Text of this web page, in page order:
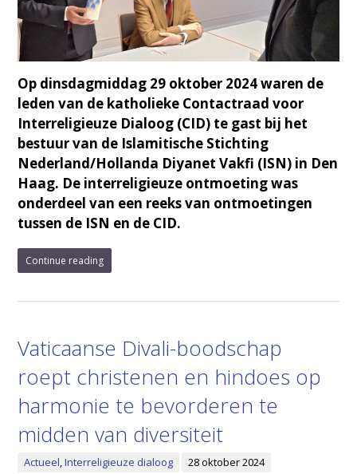
Op dinsdagmiddag 29 oktober 2024 waren de
leden van de katholieke Contactraad voor
Interreligieuze Dialoog (CID) te gast bij het
bestuur van de Islamitische Stichting
Nederland/Hollanda Diyanet Vakfi (ISN) in Den
Haag. De interreligieuze ontmoeting was
onderdeel van een reeks van ontmoetingen
tussen de ISN en de CID.
Continue reading
Vaticaanse Divali-boodschap
roept christenen en hindoes op
harmonie te bevorderen te
midden van diversiteit
Actueel,Interreligieuze dialoog 28 oktober 2024